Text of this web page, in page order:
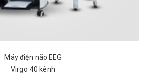
Máy điện não EEG
Virgo 40 kênh